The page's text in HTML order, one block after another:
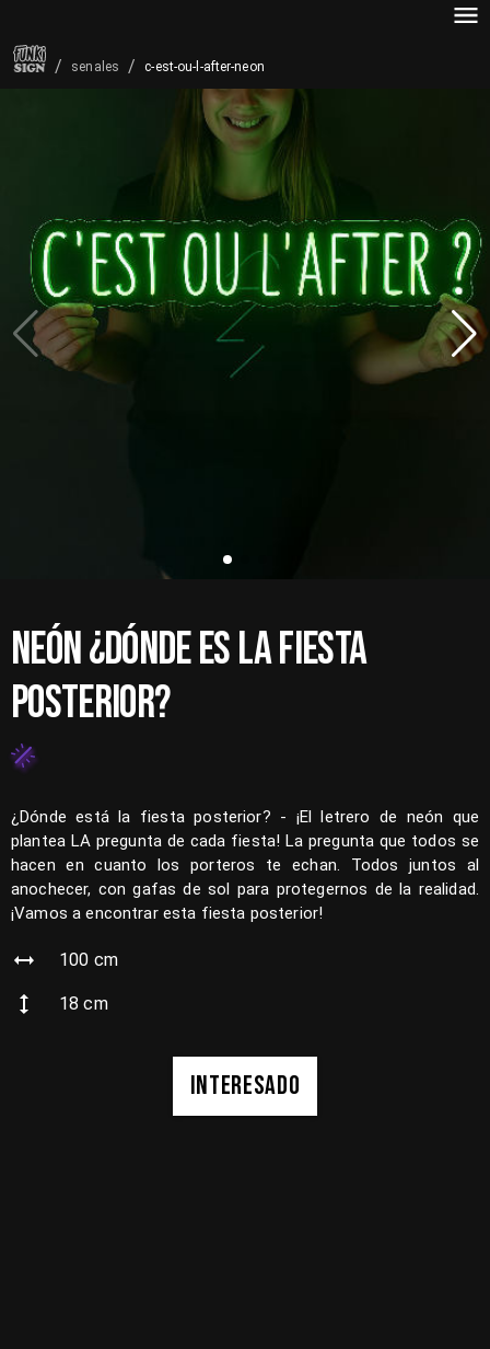
/ senales / c-est-ou-l-after-neon
NEÓN ¿DÓNDE ES LA FIESTA
POSTERIOR?
¿Dónde está la fiesta posterior? - ¡El letrero de neón que
plantea LA pregunta de cada fiesta! La pregunta que todos se
hacen en cuanto los porteros te echan. Todos juntos al
anochecer, con gafas de sol para protegernos de la realidad.
¡Vamos a encontrar esta fiesta posterior!
100 cm
18 cm
INTERESADO